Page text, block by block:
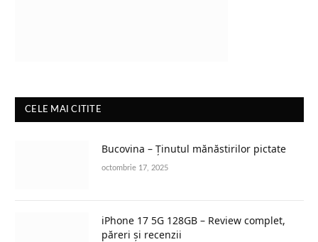
CELE MAI CITITE
Bucovina – Ținutul mănăstirilor pictate
octombrie 17, 2025
iPhone 17 5G 128GB – Review complet,
păreri și recenzii